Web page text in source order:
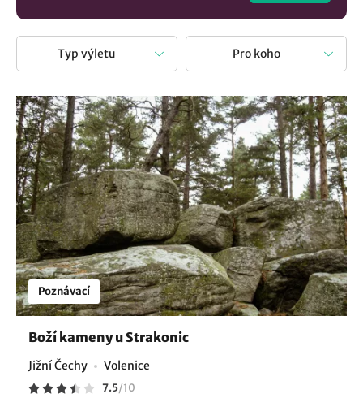
Typ výletu Pro koho
Poznávací
Boží kameny u Strakonic
Jižní Čechy Volenice
7.5/10